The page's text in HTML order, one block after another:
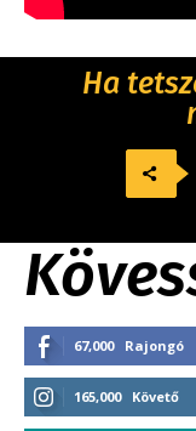
Ha
67,000 Rajongó
165,000 Követő